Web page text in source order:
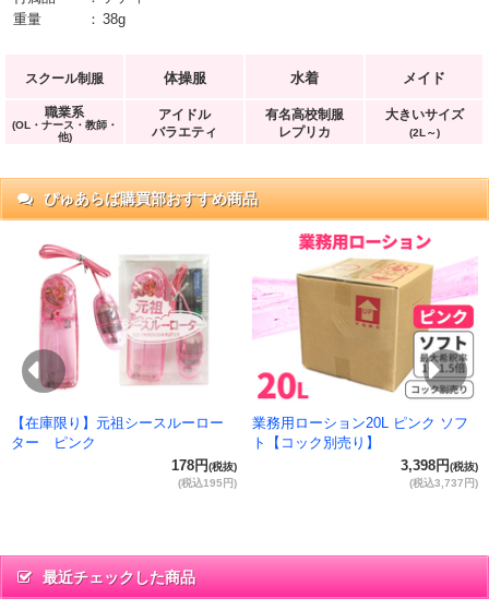
重量
： 38g
スクール制服 体操服 水着 メイド
職業系
(OL・ナース・教師・
他)
アイドル
バラエティ
有名高校制服
レプリカ
大きいサイズ
(2L～)
ぴゅあらば購買部おすすめ商品
Previous
【在庫限り】元祖シースルーロー
ター ピンク
178円(税抜)
(税込195円)
業務用ローション20L ピンク ソフ
ト【コック別売り】
3,398円(税抜)
(税込3,737円)
最近チェックした商品